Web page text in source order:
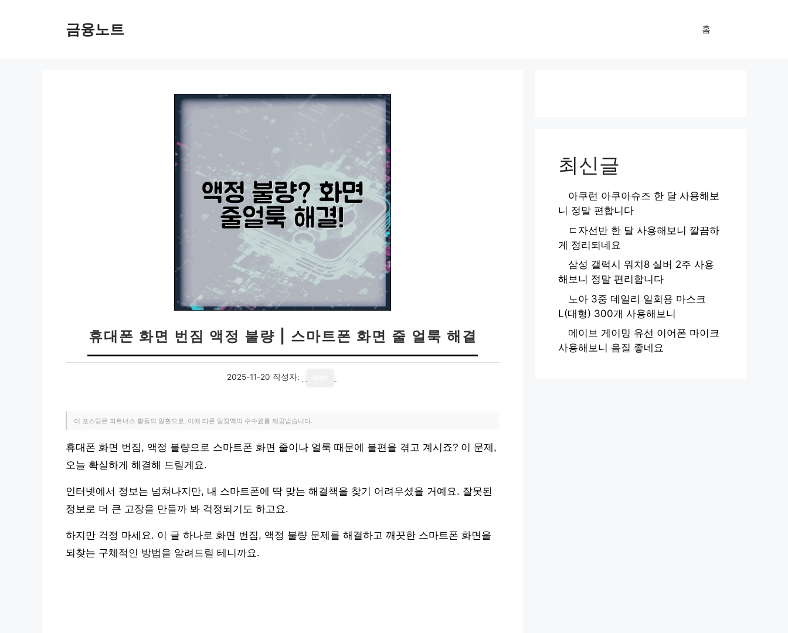
금융노트 홈
휴대폰 화면 번짐 액정 불량 | 스마트폰 화면 줄 얼룩 해결
2025-11-20 작성자:
이 포스팅은 파트너스 활동의 일환으로, 이에 따른 일정액의 수수료를 제공받습니다.
휴대폰 화면 번짐, 액정 불량으로 스마트폰 화면 줄이나 얼룩 때문에 불편을 겪고 계시죠? 이 문제,
오늘 확실하게 해결해 드릴게요.
인터넷에서 정보는 넘쳐나지만, 내 스마트폰에 딱 맞는 해결책을 찾기 어려우셨을 거예요. 잘못된
정보로 더 큰 고장을 만들까 봐 걱정되기도 하고요.
하지만 걱정 마세요. 이 글 하나로 화면 번짐, 액정 불량 문제를 해결하고 깨끗한 스마트폰 화면을
되찾는 구체적인 방법을 알려드릴 테니까요.
최신글
아쿠런 아쿠아슈즈 한 달 사용해보
니 정말 편합니다
ㄷ자선반 한 달 사용해보니 깔끔하
게 정리되네요
삼성 갤럭시 워치8 실버 2주 사용
해보니 정말 편리합니다
노아 3중 데일리 일회용 마스크
L(대형) 300개 사용해보니
메이브 게이밍 유선 이어폰 마이크
사용해보니 음질 좋네요